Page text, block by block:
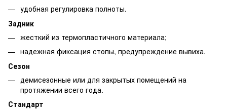
удобная регулировка полноты.
Задник
жесткий из термопластичного материала;
надежная фиксация стопы, предупреждение вывиха.
Сезон
демисезонные или для закрытых помещений на
протяжении всего года.
Стандарт